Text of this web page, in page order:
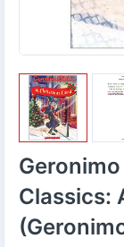
Classics: